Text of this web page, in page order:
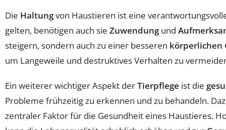
Die Haltungvon Haustieren ist eine
gelten, benötigen auch sie Zuwendungund
steigern, sondern auch zu einer besseren körperlichen
um Langeweile und destruktives Verhalten zu
Ein weiterer wichtiger Aspekt derTierpflege ist die
Probleme frühzeitig zu erkennen und zu behandeln.
zentraler Faktor für die Gesundheit eines Haustieres.